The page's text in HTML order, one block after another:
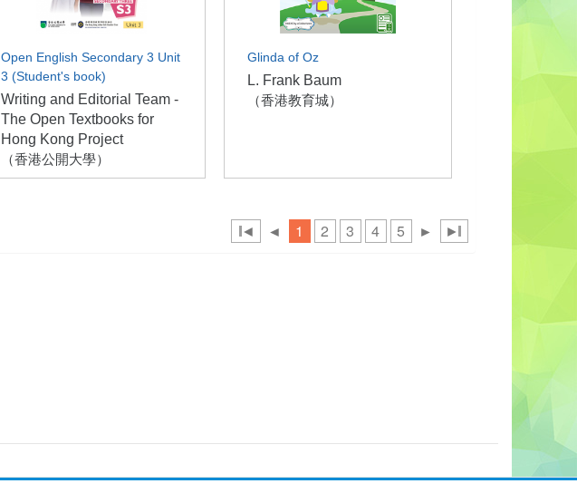
Open English Secondary 3 Unit
3 (Student's book)
Writing and Editorial Team -
The Open Textbooks for
Hong Kong Project
（香港公開大學）
Glinda of Oz
L. Frank Baum
（香港教育城）
◄ ◄ 1 2 3 4 5 ► ►